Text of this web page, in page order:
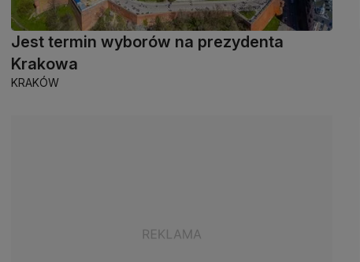
Jest termin wyborów na prezydenta
Krakowa
KRAKÓW